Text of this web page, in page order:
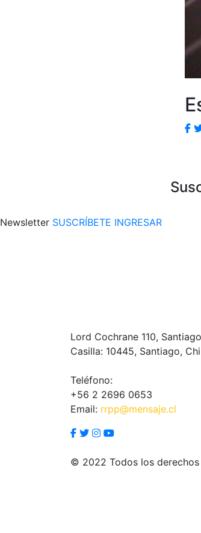
Newsletter SUSCRÍBETE INGRESAR
Lord Cochrane 110, Santiago
Casilla: 10445, Santiago,
Teléfono:
+56 2 2696 0653
Email: rrpp@mensaje.cl
© 2022 Todos los